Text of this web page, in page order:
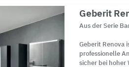
Geberit
Aus der Serie
Geberit Renova
professionelle
sicher bei hoher